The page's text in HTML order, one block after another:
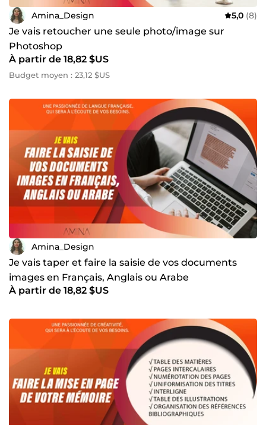
Amina_Design 5,0 (8)
Je vais retoucher une seule photo/image sur
Photoshop
À partir de 18,82 $US
Budget moyen : 23,12 $US
Amina_Design
Je vais taper et faire la saisie de vos documents
images en Français, Anglais ou Arabe
À partir de 18,82 $US